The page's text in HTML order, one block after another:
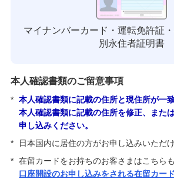
マイナンバーカード・運転免許証
別永住者証明書
本人確認書類のご留意事項
* 本人確認書類に記載の住所と現住所が一
本人確認書類に記載の住所を修正、また
申し込みください。
*
日本国内に居住の方がお申し込みいただけ
* 在留カードをお持ちのお客さまはこちら
口座開設のお申し込みをされる在留カー